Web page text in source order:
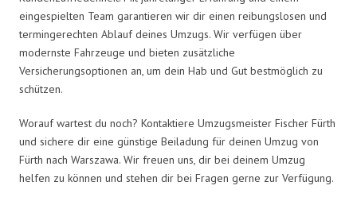
eingespielten Team garantieren wir dir einen reibungslosen und
termingerechten Ablauf deines Umzugs. Wir verfügen über
modernste Fahrzeuge und bieten zusätzliche
Versicherungsoptionen an, um dein Hab und Gut bestmöglich zu
schützen.
Worauf wartest du noch? Kontaktiere Umzugsmeister Fischer Fürth
und sichere dir eine günstige Beiladung für deinen Umzug von
Fürth nach Warszawa. Wir freuen uns, dir bei deinem Umzug
helfen zu können und stehen dir bei Fragen gerne zur Verfügung.